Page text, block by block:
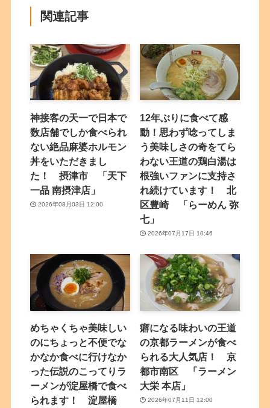
関連記事
神接客の天一で日本で
数店舗でしか食べられ
ない絶品麻婆ホルモン
丼をいただきまし
た！ 摂津市 「天下
一品 南摂津店」
2026年08月03日 12:00
12年ぶりに食べて感
動！思わず唸ってしま
う美味しさの奇をてら
わない王道の鶏白湯は
根強いファンに支持さ
れ続けています！ 北
区豊崎 「らーめん 弥
七」
2026年07月17日 10:46
めちゃくちゃ美味しい
のにちょっと不便でな
かなか食べに行けなか
った伝説のこってりラ
ーメンが淀屋橋で食べ
られます！ 淀屋橋
癖になる味わいの王道
の京都ラーメンが食べ
られる大人気店！ 京
都市南区 「ラーメン
大栄 本店」
2026年07月11日 12:00